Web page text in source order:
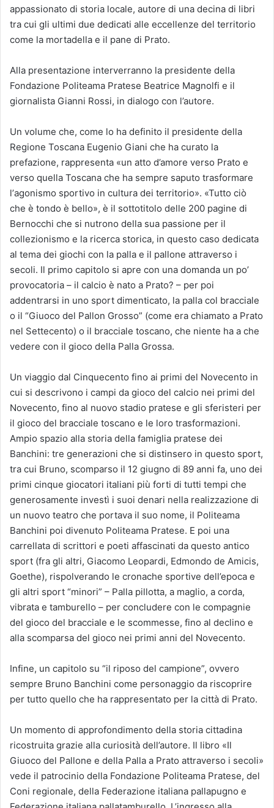
appassionato di storia locale, autore di una decina di libri
tra cui gli ultimi due dedicati alle eccellenze del territorio
come la mortadella e il pane di Prato.
Alla presentazione interverranno la presidente della
Fondazione Politeama Pratese Beatrice Magnolfi e il
giornalista Gianni Rossi, in dialogo con l’autore.
Un volume che, come lo ha definito il presidente della
Regione Toscana Eugenio Giani che ha curato la
prefazione, rappresenta «un atto d’amore verso Prato e
verso quella Toscana che ha sempre saputo trasformare
lʼagonismo sportivo in cultura dei territorio». «Tutto ciò
che è tondo è bello», è il sottotitolo delle 200 pagine di
Bernocchi che si nutrono della sua passione per il
collezionismo e la ricerca storica, in questo caso dedicata
al tema dei giochi con la palla e il pallone attraverso i
secoli. Il primo capitolo si apre con una domanda un po’
provocatoria – il calcio è nato a Prato? – per poi
addentrarsi in uno sport dimenticato, la palla col bracciale
o il “Giuoco del Pallon Grosso” (come era chiamato a Prato
nel Settecento) o il bracciale toscano, che niente ha a che
vedere con il gioco della Palla Grossa.
Un viaggio dal Cinquecento fino ai primi del Novecento in
cui si descrivono i campi da gioco del calcio nei primi del
Novecento, fino al nuovo stadio pratese e gli sferisteri per
il gioco del bracciale toscano e le loro trasformazioni.
Ampio spazio alla storia della famiglia pratese dei
Banchini: tre generazioni che si distinsero in questo sport,
tra cui Bruno, scomparso il 12 giugno di 89 anni fa, uno dei
primi cinque giocatori italiani più forti di tutti tempi che
generosamente investì i suoi denari nella realizzazione di
un nuovo teatro che portava il suo nome, il Politeama
Banchini poi divenuto Politeama Pratese. E poi una
carrellata di scrittori e poeti affascinati da questo antico
sport (fra gli altri, Giacomo Leopardi, Edmondo de Amicis,
Goethe), rispolverando le cronache sportive dell’epoca e
gli altri sport “minori” – Palla pillotta, a maglio, a corda,
vibrata e tamburello – per concludere con le compagnie
del gioco del bracciale e le scommesse, fino al declino e
alla scomparsa del gioco nei primi anni del Novecento.
Infine, un capitolo su “il riposo del campione”, ovvero
sempre Bruno Banchini come personaggio da riscoprire
per tutto quello che ha rappresentato per la città di Prato.
Un momento di approfondimento della storia cittadina
ricostruita grazie alla curiosità dell’autore. Il libro «Il
Giuoco del Pallone e della Palla a Prato attraverso i secoli»
vede il patrocinio della Fondazione Politeama Pratese, del
Coni regionale, della Federazione italiana pallapugno e